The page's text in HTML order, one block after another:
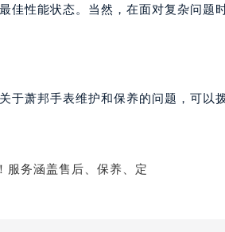
（需提前预约）
提前预约）
需提前预约）
需提前预约）
（需提前预约）
佳性能状态。当然，在面对复杂问题
于萧邦手表维护和保养的问题，可以